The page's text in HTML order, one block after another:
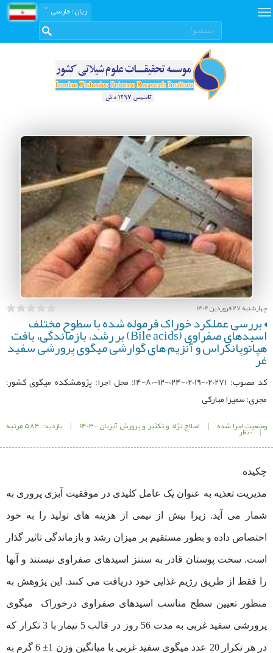
زبان: فارسی
چهارشنبه 27 فروردین 1404
بررسی عملکرد خوراک فرموله شده با سطوح مختلف
اسیدهای صفراوی (Bile acids) بر رشد، بازماندگی، بافت
هپاتوپانکراس و آنزیم های گوارشی میگوی پرورشی سفید
غر
کد مصوب: 020271-02019-024-12-80-14؛ محل اجرا: پژوهشکده میگوی کشور؛
مجری: سمیرا مبارکی
وضعیت اجرا شده | اصلاح نژاد و تکثیر و پرورش آبزیان -1403 | بازدید: 584 مرتبه | 0 نظر
چکیده
مدیریت تغذیه به عنوان یک عامل کلیدی در موفقیت آبزی پروری به
شمار می آید. زیرا بیش از نیمی از هزینه های تولید را به خود
اختصاص داده و بطور مستقیم بر میزان رشد و بازماندگی تاثیر گذار
است. سخت پوستان قادر به سنتز اسیدهای صفراوی نیستند و آنها
را فقط از طریق رژیم غذایی خود دریافت می کنند. این پژوهش به
منظور تعیین سطح مناسب اسیدهای صفراوی درخوراک میگوی
پرورشی سفید غربی به مدت 56 روز در قالب 5 تیمار با 3 تکرار که
در هر تکرار 20 عدد میگوی سفید غربی با میانگین وزن 1± 6 گرم به